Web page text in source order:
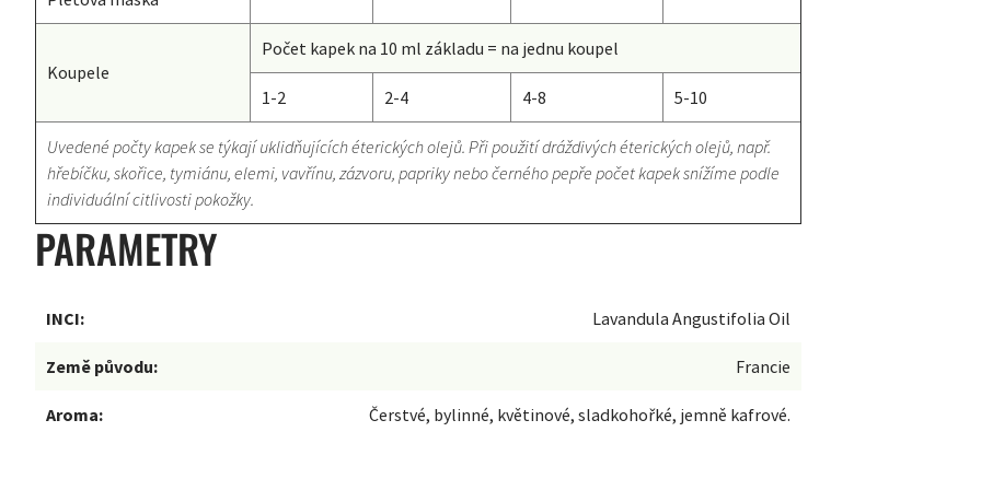
Koupele
Počet kapek na 10 ml základu = na jednu koupel
1-2 2-4 4-8 5-10
Uvedené počty kapek se týkají uklidňujících éterických olejů. Při použití dráždivých éterických olejů, např.
hřebíčku, skořice, tymiánu, elemi, vavřínu, zázvoru, papriky nebo černého pepře počet kapek snížíme podle
individuální citlivosti pokožky.
PARAMETRY
INCI: Lavandula Angustifolia Oil
Země původu: Francie
Aroma: Čerstvé, bylinné, květinové, sladkohořké, jemně kafrové.